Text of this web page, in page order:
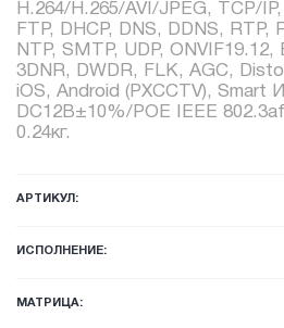
H.264/H.265/AVI/JPEG, TCP/
FTP, DHCP, DNS, DDNS, RTP,
NTP, SMTP, UDP,
3DNR, DWDR, FLK, AGC,
iOS, Android (PXCCTV), Smart
DC12В±10%/POE IEEE
0.24кг.
АРТИКУЛ:
ИСПОЛНЕНИЕ:
МАТРИЦА: